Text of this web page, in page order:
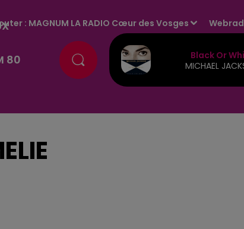
80
: MAGNUM LA RADIO Cœur des Vosges
Black Or
MICHAEL